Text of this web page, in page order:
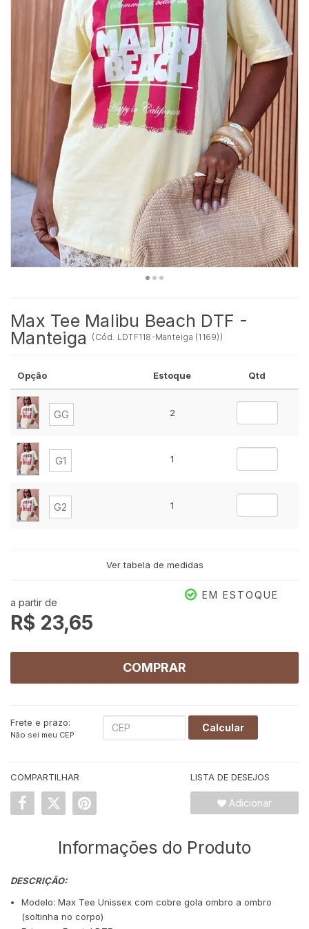
Max Tee Malibu Beach DTF -
Manteiga
( Cód. LDTF118-Manteiga (1169) )
Opção Estoque Qtd
GG 2
G1 1
G2 1
Ver tabela de medidas
a partir de
R$ 23,65
EM ESTOQUE
COMPRAR
Frete e prazo:
Não sei meu CEP
Calcular
COMPARTILHAR LISTA DE DESEJOS
Adicionar
Informações do Produto
DESCRIÇÃO:
Modelo: Max Tee Unissex com cobre gola ombro a ombro
(soltinha no corpo)